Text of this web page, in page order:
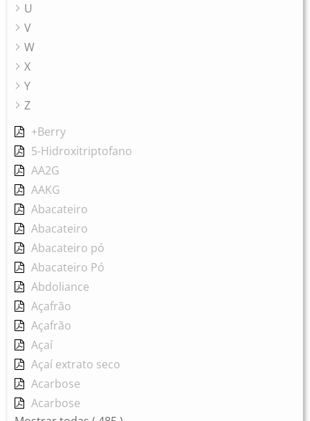
U
V
W
X
Y
Z
+Berry
5-Hidroxitriptofano
AA2G
AAKG
Abacateiro
Abacateiro
Abacateiro pó
Abacateiro Pó
Abdoliance
Açafrão
Açafrão
Açaí
Açaí extrato seco
Acarbose
Acarbose